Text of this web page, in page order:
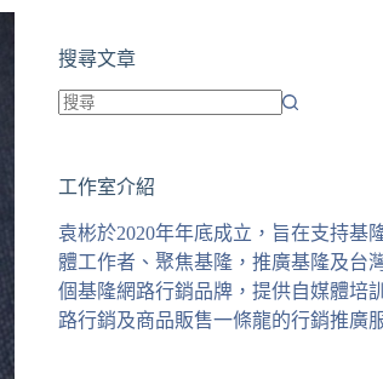
搜尋文章
到
合
條
件
的
工作室介紹
袁彬於2020年年底成立，旨在支持基
體工作者、聚焦基隆，推廣基隆及台
個基隆網路行銷品牌，提供自媒體培
路行銷及商品販售一條龍的行銷推廣